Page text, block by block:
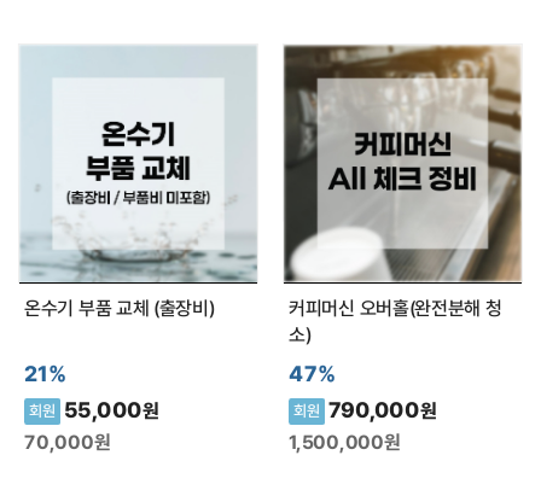
온수기 부품 교체 (출장비)
21%
회원 55,000원
70,000원
커피머신 오버홀(완전분해 청
소)
47%
회원 790,000원
1,500,000원